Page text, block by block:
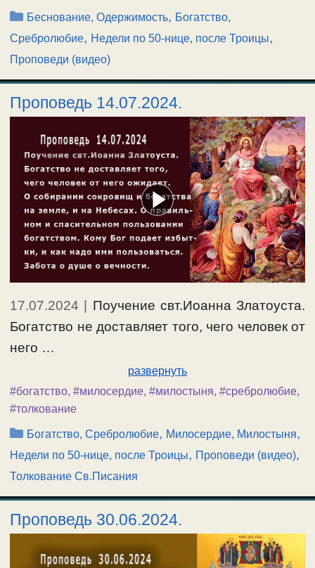
Рубрики
Беснование, Одержимость, Богатство,
Сребролюбие, Недели по 50-нице, после Троицы,
Проповеди (видео)
Проповедь 14.07.2024.
17.07.2024
Поучение свт.Иоанна Златоуста.
Богатство не доставляет того, чего человек от
него …
развернуть
#богатство, #милосердие, #милостыня, #сребролюбие,
#толкование
Рубрики
Богатство, Сребролюбие, Милосердие, Милостыня,
Недели по 50-нице, после Троицы, Проповеди (видео),
Толкование Св.Писания
Проповедь 30.06.2024.